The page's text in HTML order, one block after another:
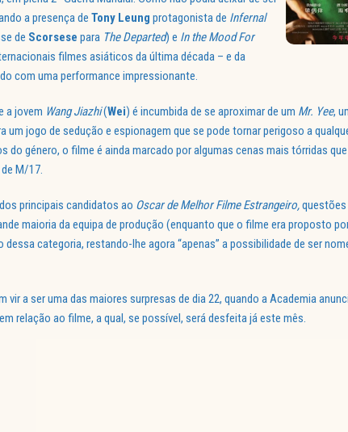
a presença de Tony Leung protagonista de Infernal
de Scorsese para The Departed) e In the Mood For
filmes asiáticos da última década – e da
com uma performance impressionante.
a jovem Wang Jiazhi(Wei) é incumbida de se aproximar de um Mr. Yee,
um jogo de sedução e espionagem que se pode tornar perigoso a
do género, o filme é ainda marcado por algumas cenas mais tórridas
M/17.
principais candidatos ao Oscar de Melhor Filme Estrangeiro,
maioria da equipa de produção (enquanto que o filme era proposto
categoria, restando-lhe agora “apenas” a possibilidade de ser
vir a ser uma das maiores surpresas de dia 22, quando a Academia
relação ao filme, a qual, se possível, será desfeita já este mês.